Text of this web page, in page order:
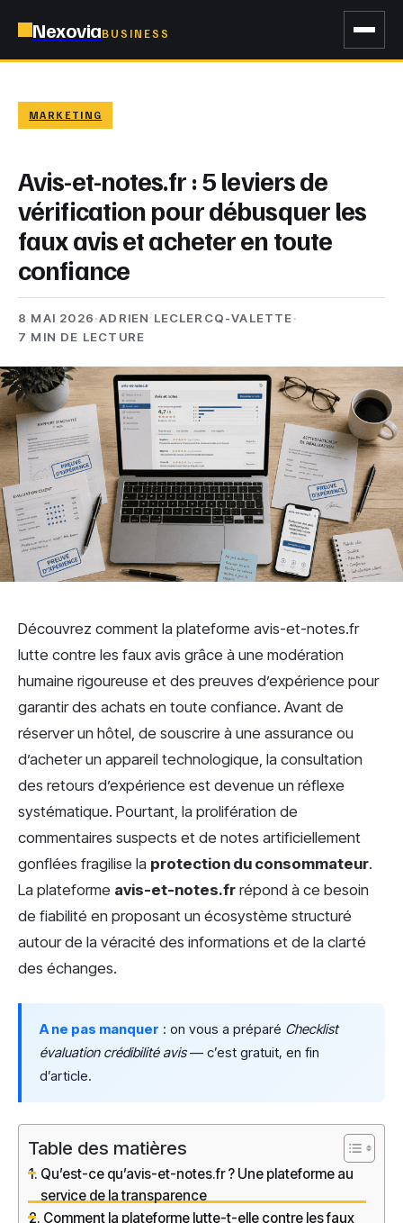
NexoviaBUSINESS
MARKETING
Avis-et-notes.fr : 5 leviers de
vérification pour débusquer les
faux avis et acheter en toute
confiance
8 MAI 2026·ADRIEN LECLERCQ-VALETTE·
7 MIN DE LECTURE
Découvrez comment la plateforme avis-et-notes.fr
lutte contre les faux avis grâce à une modération
humaine rigoureuse et des preuves d’expérience pour
garantir des achats en toute confiance. Avant de
réserver un hôtel, de souscrire à une assurance ou
d’acheter un appareil technologique, la consultation
des retours d’expérience est devenue un réflexe
systématique. Pourtant, la prolifération de
commentaires suspects et de notes artificiellement
gonflées fragilise la protection du consommateur.
La plateforme avis-et-notes.fr répond à ce besoin
de fiabilité en proposant un écosystème structuré
autour de la véracité des informations et de la clarté
des échanges.
A ne pas manquer : on vous a préparé Checklist
évaluation crédibilité avis— c’est gratuit, en fin
d’article.
Table des matières
Qu’est-ce qu’avis-et-notes.fr ? Une plateforme au
service de la transparence
Comment la plateforme lutte-t-elle contre les faux